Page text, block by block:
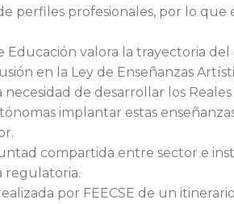
perfiles profesionales, por lo que
Educación valora la trayectoria
en la Ley de Enseñanzas
de desarrollar los
implantar estas
compartida entre sector e
regulatoria.
por FEECSE de un